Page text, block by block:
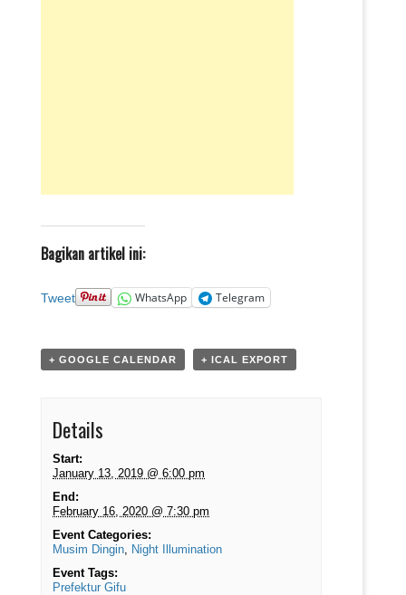
Bagikan artikel ini:
Tweet WhatsApp Telegram
+ GOOGLE CALENDAR + ICAL EXPORT
Details
Start:
January 13, 2019 @ 6:00 pm
End:
February 16, 2020 @ 7:30 pm
Event Categories:
Musim Dingin Night Illumination
Event Tags:
Prefektur Gifu